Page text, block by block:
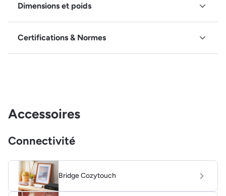
Dimensions et poids
Certifications & Normes
Accessoires
Connectivité
Bridge Cozytouch